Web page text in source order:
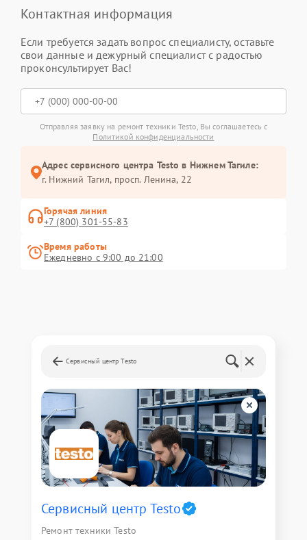
Контактная информация
Если требуется задать вопрос специалисту, оставьте
свои данные и дежурный специалист с радостью
проконсультирует Вас!
Отправляя заявку на ремонт техники Testo, Вы соглашаетесь с
Политикой конфиденциальности
Адрес сервисного центра Testo в Нижнем Тагиле:
г. Нижний Тагил, просп. Ленина, 22
Горячая линия
+7 (800) 301-55-83
Время работы
Ежедневно с 9:00 до 21:00
Сервисный центр Testo
Сервисный центр Testo
Ремонт техники Testo